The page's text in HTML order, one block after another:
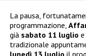
La pausa,
programmazione,
già sabato 11 luglio e
tradizionale